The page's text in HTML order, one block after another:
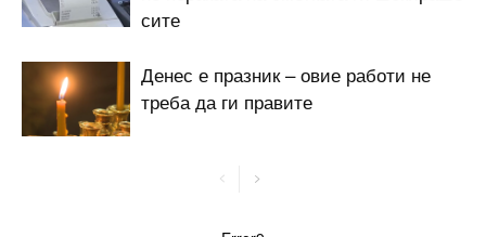
сите
Денес е празник – овие работи не
треба да ги правите